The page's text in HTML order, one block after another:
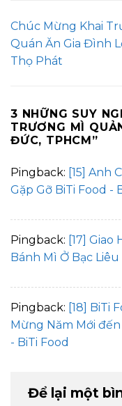
Chúc Mừng Khai
Quán Ăn Gia Đình
Thọ Phát
3 NHỮNG SUY
TRƯƠNG MÌ
ĐỨC, TPHCM ”
Pingback: [15] Anh
Gặp Gỡ BiTi Food -
Pingback: [17]
Bánh Mì Ở Bạc Liêu
Pingback: [18] BiTi
Mừng Năm Mới
- BiTi Food
Để lại một